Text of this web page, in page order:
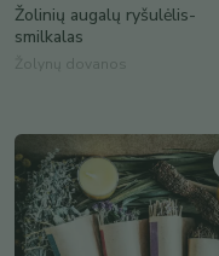
Žolinių augalų ryšulėlis-
smilkalas
Žolynų dovanos